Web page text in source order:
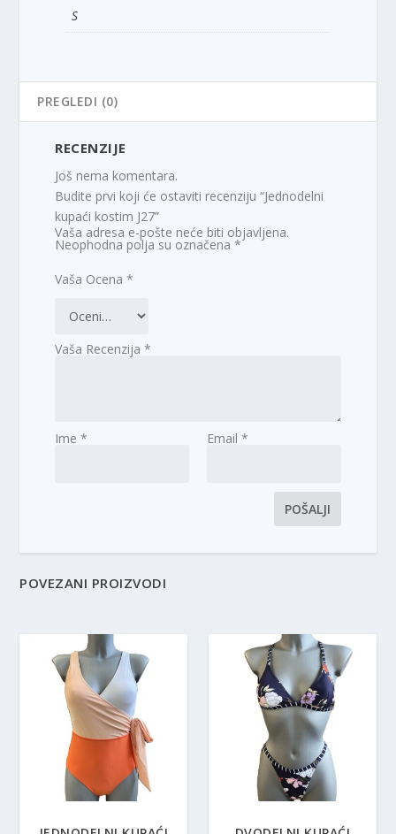
S
PREGLEDI (0)
RECENZIJE
Još nema komentara.
Budite prvi koji će ostaviti recenziju “Jednodelni
kupaći kostim J27”
Vaša adresa e-pošte neće biti objavljena.
Neophodna polja su označena*
Vaša Ocena*
Vaša Recenzija*
Ime* Email *
POVEZANI PROIZVODI